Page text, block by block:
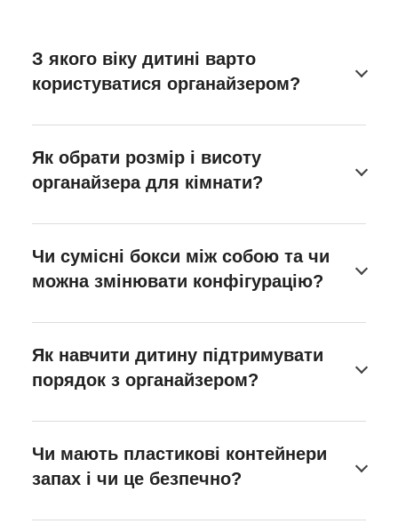
З якого віку дитині варто
користуватися органайзером?
Як обрати розмір і висоту
органайзера для кімнати?
Чи сумісні бокси між собою та чи
можна змінювати конфігурацію?
Як навчити дитину підтримувати
порядок з органайзером?
Чи мають пластикові контейнери
запах і чи це безпечно?